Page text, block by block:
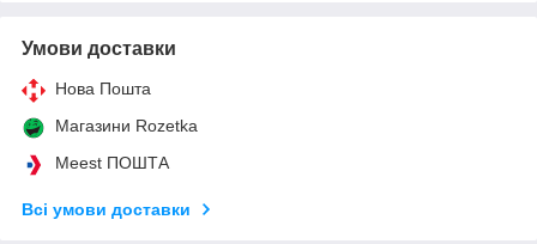
Умови доставки
Нова Пошта
Магазини Rozetka
Meest ПОШТА
Всі умови доставки